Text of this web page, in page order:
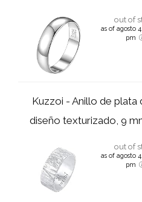
out of
as of agosto
pm
Kuzzoi - Anillo de
diseño texturizado, 9
out of
as of agosto
pm